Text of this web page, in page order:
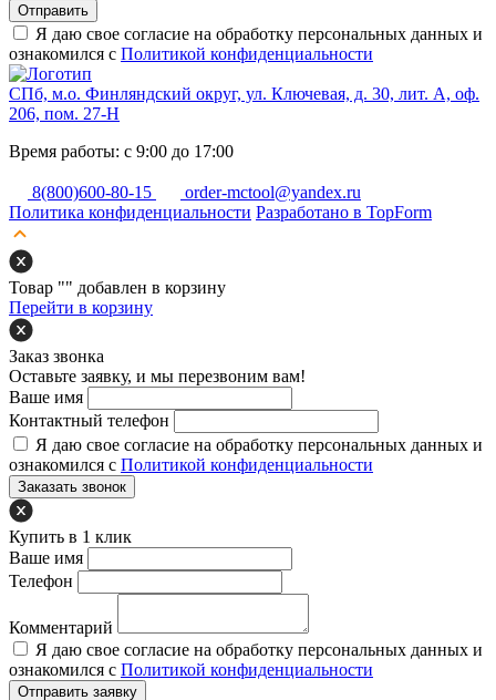
Отправить
Я даю свое согласие на обработку персональных данных и
ознакомился с Политикой конфиденциальности
СПб, м.о. Финляндский округ, ул. Ключевая, д. 30, лит. А, оф.
206, пом. 27-Н
Время работы: с 9:00 до 17:00
8(800)600-80-15
order-mctool@yandex.ru
Политика конфиденциальности Разработано в TopForm
Товар "" добавлен в корзину
Перейти в корзину
Заказ звонка
Оставьте заявку, и мы перезвоним вам!
Ваше имя
Контактный телефон
Я даю свое согласие на обработку персональных данных и
ознакомился с Политикой конфиденциальности
Заказать звонок
Купить в 1 клик
Ваше имя
Телефон
Комментарий
Я даю свое согласие на обработку персональных данных и
ознакомился с Политикой конфиденциальности
Отправить заявку